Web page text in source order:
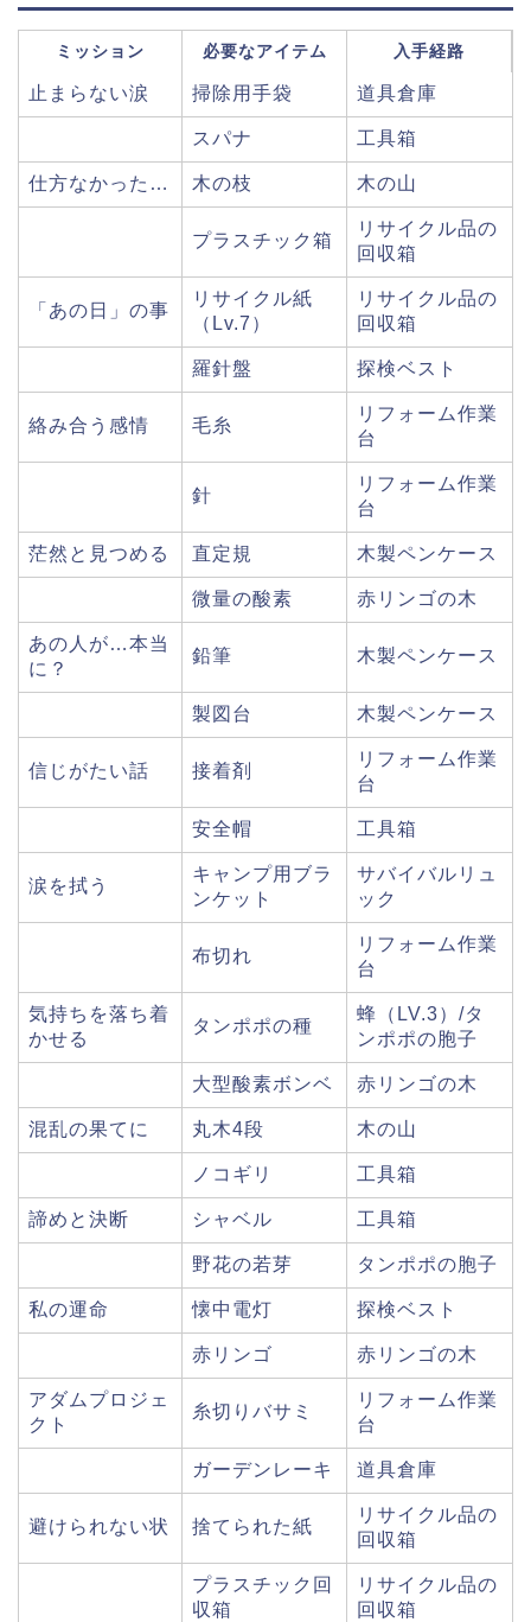
ミッション 必要なアイテム 入手経路
止まらない涙 掃除用手袋 道具倉庫
スパナ 工具箱
仕方なかった… 木の枝 木の山
プラスチック箱
リサイクル品の
回収箱
「あの日」の事
リサイクル紙
（Lv.7）
リサイクル品の
回収箱
羅針盤 探検ベスト
絡み合う感情 毛糸
リフォーム作業
台
針
リフォーム作業
台
茫然と見つめる 直定規 木製ペンケース
微量の酸素 赤リンゴの木
あの人が…本当
に？
鉛筆 木製ペンケース
製図台 木製ペンケース
信じがたい話 接着剤
リフォーム作業
台
安全帽 工具箱
涙を拭う
キャンプ用ブラ
ンケット
サバイバルリュ
ック
布切れ
リフォーム作業
台
気持ちを落ち着
かせる
タンポポの種
蜂（LV.3）/タ
ンポポの胞子
大型酸素ボンベ 赤リンゴの木
混乱の果てに 丸木4段 木の山
ノコギリ 工具箱
諦めと決断 シャベル 工具箱
野花の若芽 タンポポの胞子
私の運命 懐中電灯 探検ベスト
赤リンゴ 赤リンゴの木
アダムプロジェ
クト
糸切りバサミ
リフォーム作業
台
ガーデンレーキ 道具倉庫
避けられない状 捨てられた紙
リサイクル品の
回収箱
プラスチック回
収箱
リサイクル品の
回収箱